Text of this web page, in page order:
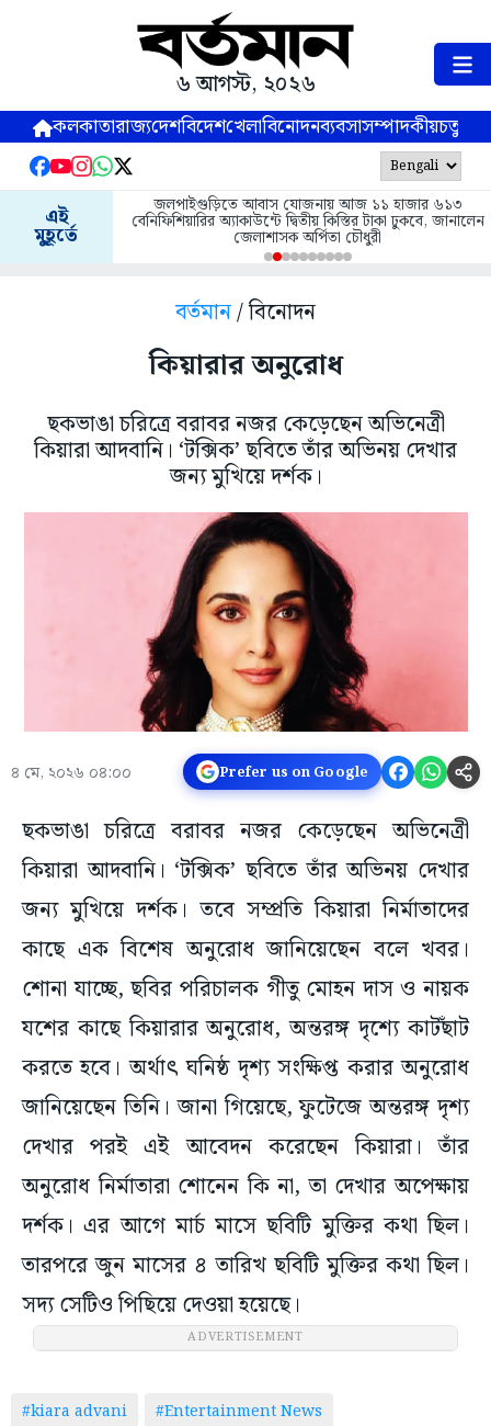
৬ আগস্ট, ২০২৬
কলকাতারাজ্যদেশবিদেশখেলাবিনোদনব্যবসাসম্পাদকীয়
এই
মুহূর্তে
জলপাইগুড়িতে আবাস যোজনায় আজ ১১ হাজার ৬১৩
বেনিফিশিয়ারির অ্যাকাউন্টে দ্বিতীয় কিস্তির টাকা ঢুকবে, জানালেন
জেলাশাসক অর্পিতা চৌধুরী
বর্তমান/ বিনোদন
কিয়ারার অনুরোধ
ছকভাঙা চরিত্রে বরাবর নজর কেড়েছেন অভিনেত্রী
কিয়ারা আদবানি। ‘টক্সিক’ ছবিতে তাঁর অভিনয় দেখার
জন্য মুখিয়ে দর্শক।
৪ মে, ২০২৬ ০৪:০০ Prefer us on Google
ছকভাঙা চরিত্রে বরাবর নজর কেড়েছেন অভিনেত্রী
কিয়ারা আদবানি। ‘টক্সিক’ ছবিতে তাঁর অভিনয় দেখার
জন্য মুখিয়ে দর্শক। তবে সম্প্রতি কিয়ারা নির্মাতাদের
কাছে এক বিশেষ অনুরোধ জানিয়েছেন বলে খবর।
শোনা যাচ্ছে, ছবির পরিচালক গীতু মোহন দাস ও নায়ক
যশের কাছে কিয়ারার অনুরোধ, অন্তরঙ্গ দৃশ্যে কাটছাঁট
করতে হবে। অর্থাৎ ঘনিষ্ঠ দৃশ্য সংক্ষিপ্ত করার অনুরোধ
জানিয়েছেন তিনি। জানা গিয়েছে, ফুটেজে অন্তরঙ্গ দৃশ্য
দেখার পরই এই আবেদন করেছেন কিয়ারা। তাঁর
অনুরোধ নির্মাতারা শোনেন কি না, তা দেখার অপেক্ষায়
দর্শক। এর আগে মার্চ মাসে ছবিটি মুক্তির কথা ছিল।
তারপরে জুন মাসের ৪ তারিখ ছবিটি মুক্তির কথা ছিল।
সদ্য সেটিও পিছিয়ে দেওয়া হয়েছে।
ADVERTISEMENT
#kiara advani #Entertainment News